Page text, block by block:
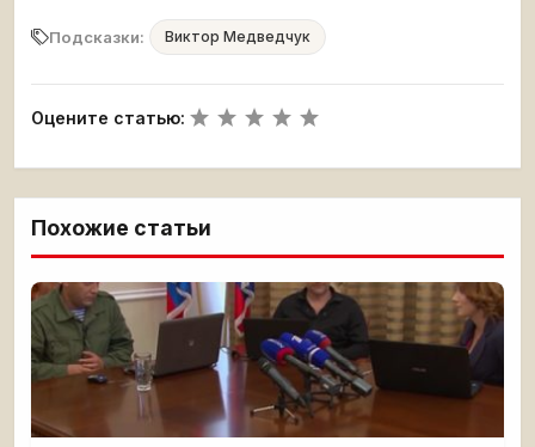
Подсказки: Виктор Медведчук
Оцените статью:
Похожие статьи